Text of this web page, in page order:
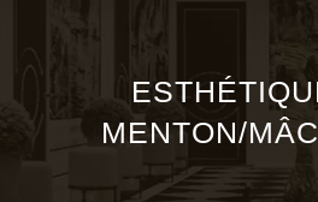
MENTON/